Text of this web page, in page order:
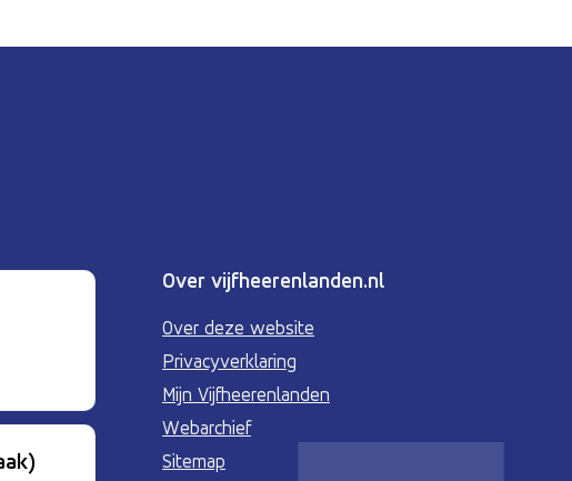
Over vijfheerenlanden.nl
Over deze website
Privacyverklaring
Mijn Vijfheerenlanden
Webarchief
Sitemap